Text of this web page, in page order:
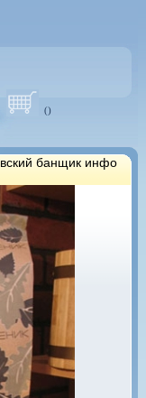
()
банщик инфо